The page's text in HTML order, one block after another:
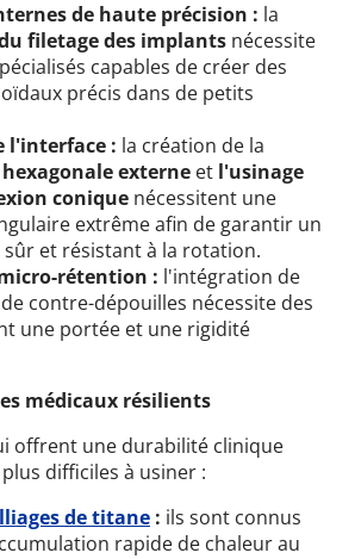
de haute précision : la
filetage des implants nécessite
capables de créer des
précis dans de petits
l'interface : la création de la
externe et l'usinage
conique nécessitent une
extrême afin de garantir un
et résistant à la rotation.
rétention : l'intégration de
contre-dépouilles nécessite des
une portée et une rigidité
médicaux résilients
offrent une durabilité clinique
difficiles à usiner :
de titane : ils sont connus
rapide de chaleur au